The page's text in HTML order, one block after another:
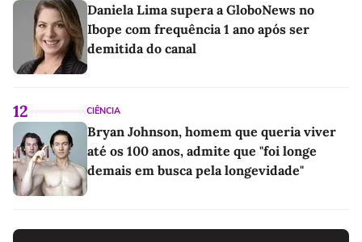
Daniela Lima supera a GloboNews no
Ibope com frequência 1 ano após ser
demitida do canal
12 CIÊNCIA
Bryan Johnson, homem que queria viver
até os 100 anos, admite que "foi longe
demais em busca pela longevidade"